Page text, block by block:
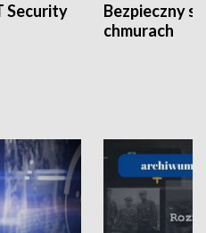
Security
Bezpieczny
chmurach